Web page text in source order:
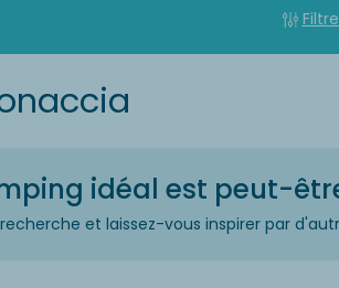
idéal est peut-
et laissez-vous inspirer par